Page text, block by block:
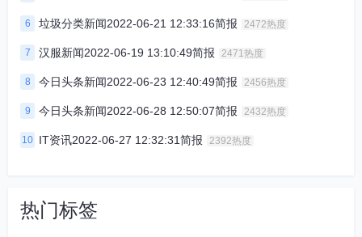
6 垃圾分类新闻2022-06-21 12:33:16简报 2472热度
7 汉服新闻2022-06-19 13:10:49简报 2471热度
8 今日头条新闻2022-06-23 12:40:49简报 2456热度
9 今日头条新闻2022-06-28 12:50:07简报 2432热度
10 IT资讯2022-06-27 12:32:31简报 2392热度
热门标签